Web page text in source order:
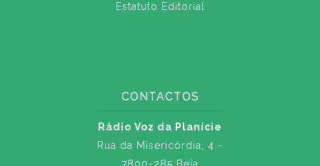
Estatuto Editorial
CONTACTOS
Rádio Voz da Planície
Rua da Misericórdia, 4 -